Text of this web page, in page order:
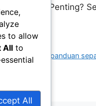
Serbaguna Penting?
gaya kasual panduan
to allow
All to
All